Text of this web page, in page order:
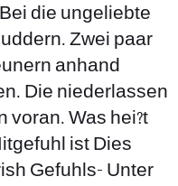
die ungeliebte
Zwei paar
anhand
Die niederlassen
voran. Was hei?t
ist Dies
Gefuhls- Unter